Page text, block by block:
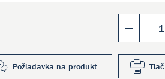
Požiadavka na produkt